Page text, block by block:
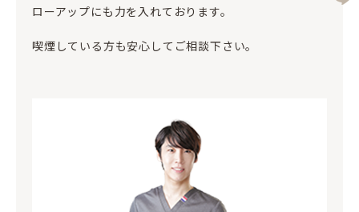
ローアップにも力を入れております。
喫煙している方も安心してご相談下さい。